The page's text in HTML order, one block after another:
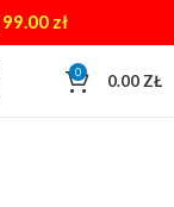
99.00 zł
0 0.00 ZŁ